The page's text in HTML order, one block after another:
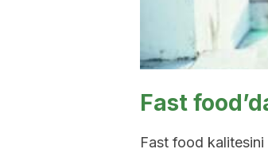
Fast
Fast food